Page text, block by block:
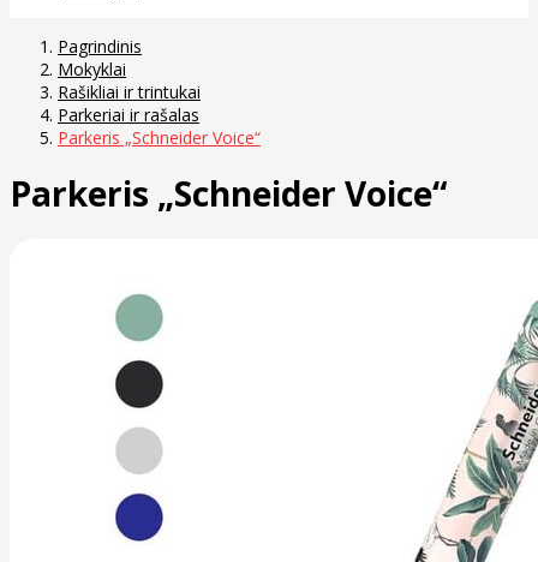
Pagrindinis
Mokyklai
Rašikliai ir trintukai
Parkeriai ir rašalas
Parkeris „Schneider Voice“
Parkeris „Schneider Voice“